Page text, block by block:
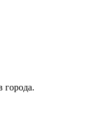
города.